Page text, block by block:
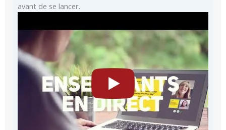
avant de se lancer.